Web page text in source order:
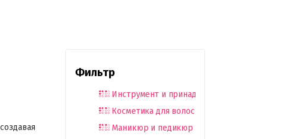
Фильтр
Инструмент и принадлежности
Косметика для волос
Маникюр и педикюр